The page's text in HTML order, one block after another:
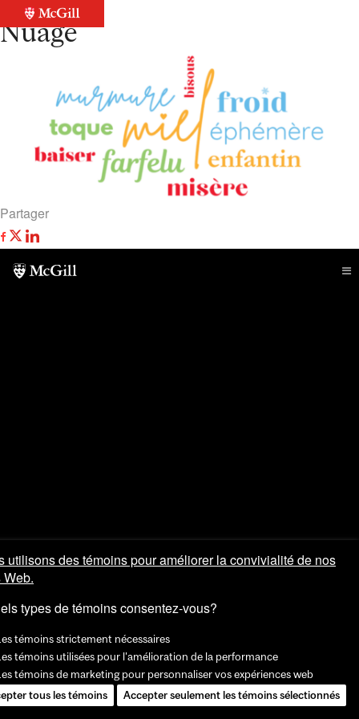
Retour à la liste
Nuage
Partager
utilisons des témoins pour améliorer la convivialité de nos
types de témoins consentez-vous?
témoins strictement nécessaires
témoins utilisées pour l'amélioration de la performance
témoins de marketing pour personnaliser vos expériences web
tous les témoins
Accepter seulement les témoins sélectionnés